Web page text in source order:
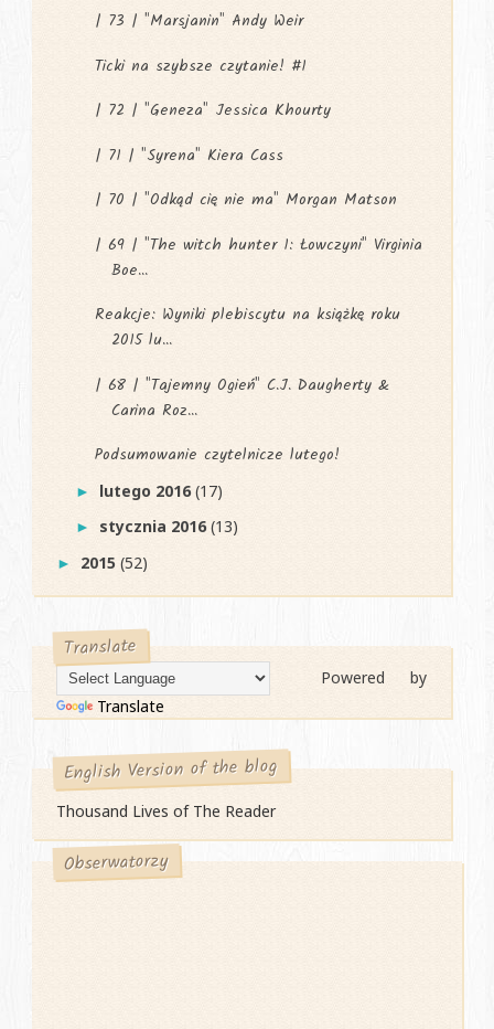
| 73 | "Marsjanin" Andy Weir
Ticki na szybsze czytanie! #1
| 72 | "Geneza" Jessica Khourty
| 71 | "Syrena" Kiera Cass
| 70 | "Odkąd cię nie ma" Morgan Matson
| 69 | "The witch hunter 1: Łowczyni" Virginia
Boe...
Reakcje: Wyniki plebiscytu na książkę roku
2015 lu...
| 68 | "Tajemny Ogień" C.J. Daugherty &
Carina Roz...
Podsumowanie czytelnicze lutego!
► lutego 2016(17)
► stycznia 2016(13)
► 2015(52)
Translate
Powered by
Translate
English Version of the blog
Thousand Lives of The Reader
Obserwatorzy